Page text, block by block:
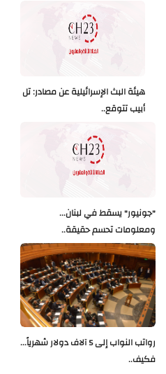
هيئة البث الإسرائيلية عن مصادر: تل
أبيب تتوقع..
"جونيور" يسقط في لبنان...
ومعلومات تحسم حقيقة..
رواتب النواب إلى 5 آلاف دولار شهرياً...
فكيف..